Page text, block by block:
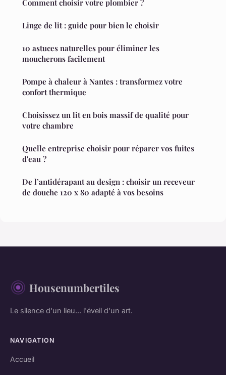
Comment choisir votre plombier ?
Linge de lit : guide pour bien le choisir
10 astuces naturelles pour éliminer les
moucherons facilement
Pompe à chaleur à Nantes : transformez votre
confort thermique
Choisissez un lit en bois massif de qualité pour
votre chambre
Quelle entreprise choisir pour réparer vos fuites
d'eau ?
De l’antidérapant au design : choisir un receveur
de douche 120 x 80 adapté à vos besoins
Housenumbertiles
Le silence d'un lieu... l'éveil d'un art.
NAVIGATION
Accueil